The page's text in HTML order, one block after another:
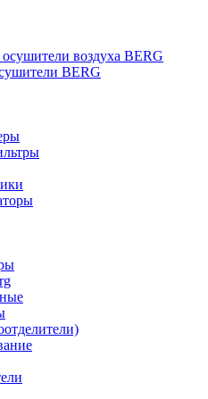
воздуха BERG
BERG